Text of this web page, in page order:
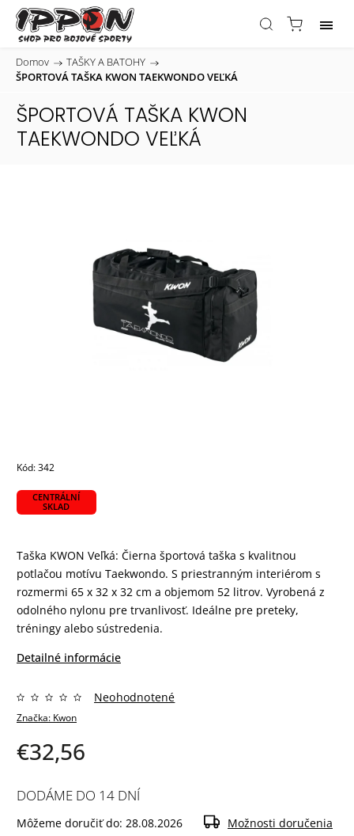
Domov / TAŠKY A BATOHY /
ŠPORTOVÁ TAŠKA KWON TAEKWONDO VEĽKÁ
ŠPORTOVÁ TAŠKA KWON
TAEKWONDO VEĽKÁ
Kód:342
CENTRÁLNÍ
SKLAD
Taška KWON Veľká: Čierna športová taška s kvalitnou
potlačou motívu Taekwondo. S priestranným interiérom s
rozmermi 65 x 32 x 32 cm a objemom 52 litrov. Vyrobená z
odolného nylonu pre trvanlivosť. Ideálne pre preteky,
tréningy alebo sústredenia.
Detailné informácie
Značka: Kwon
Neohodnotené
€32,56
DODÁME DO 14 DNÍ
Môžeme doručiť do: 28.08.2026 Možnosti doručenia